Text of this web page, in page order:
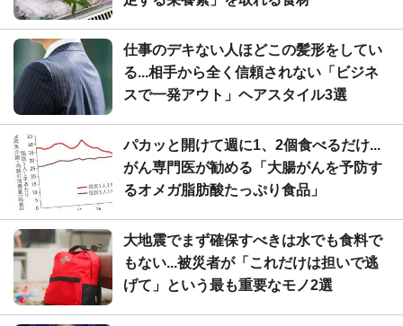
仕事のデキない人ほどこの髪形をしてい
る...相手から全く信頼されない「ビジネ
スで一発アウト」ヘアスタイル3選
パカッと開けて週に1、2個食べるだけ...
がん専門医が勧める「大腸がんを予防す
るオメガ脂肪酸たっぷり食品」
大地震でまず確保すべきは水でも食料で
もない...被災者が「これだけは担いで逃
げて」という最も重要なモノ2選